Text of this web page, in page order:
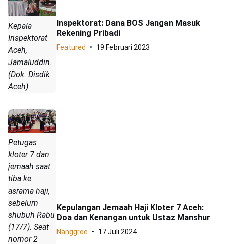
Kepala
Inspektorat
Aceh,
Jamaluddin.
(Dok. Disdik
Aceh)
Inspektorat: Dana BOS Jangan Masuk
Rekening Pribadi
Featured 19 Februari 2023
Petugas
kloter 7 dan
jemaah saat
tiba ke
asrama haji,
sebelum
shubuh Rabu
(17/7). Seat
nomor 2
Kepulangan Jemaah Haji Kloter 7 Aceh:
Doa dan Kenangan untuk Ustaz Manshur
Nanggroe 17 Juli 2024